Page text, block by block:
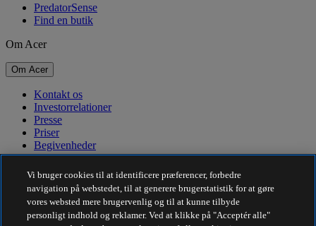
PredatorSense
Find en butik
Om Acer
Om Acer
Kontakt os
Investorrelationer
Presse
Priser
Begivenheder
Bæredygtighed
Bæredygtighed
Virksomhedens sociale ansvar
Vi bruger cookies til at identificere præferencer, forbedre
navigation på webstedet, til at generere brugerstatistik for at gøre
vores websted mere brugervenlig og til at kunne tilbyde
personligt indhold og reklamer. Ved at klikke på "Acceptér alle"